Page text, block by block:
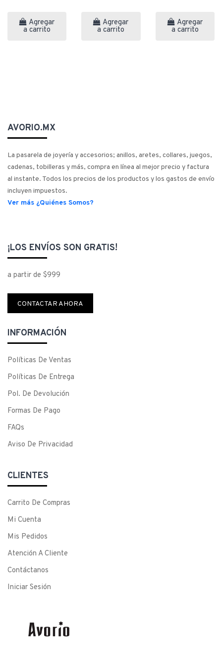
Agregar
a carrito
Agregar
a carrito
Agregar
a carrito
AVORIO.MX
La pasarela de joyería y accesorios; anillos, aretes, collares, juegos,
cadenas, tobilleras y más, compra en línea al mejor precio y factura
al instante. Todos los precios de los productos y los gastos de envío
incluyen impuestos.
Ver más ¿Quiénes Somos?
¡LOS ENVÍOS SON GRATIS!
a partir de $999
CONTACTAR AHORA
INFORMACIÓN
Políticas De Ventas
Políticas De Entrega
Pol. De Devolución
Formas De Pago
FAQs
Aviso De Privacidad
CLIENTES
Carrito De Compras
Mi Cuenta
Mis Pedidos
Atención A Cliente
Contáctanos
Iniciar Sesión